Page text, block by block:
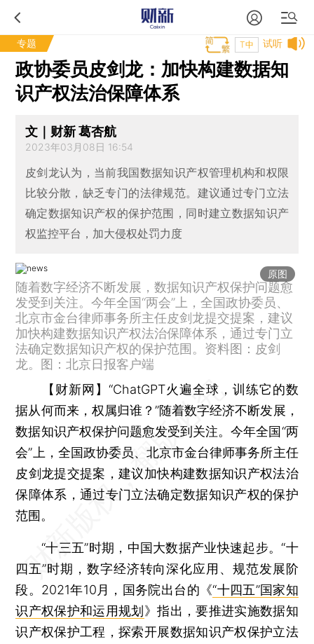
专题 试听
T中
政协委员皮剑龙：加快构建数据知
识产权法治保障体系
文｜财新 葛杏航
2023年03月08日 16:54
皮剑龙认为，当前我国数据知识产权管理机构和权限
比较分散，缺乏专门的法律规范。建议通过专门立法
确定数据知识产权的保护范围，同时建立数据知识产
权监控平台，加大侵权处罚力度
原图
随着数字经济不断发展，数据知识产权保护问题愈
发受到关注。今年全国“两会”上，全国政协委员、
北京市金台律师事务所主任皮剑龙提交提案，建议
加快构建数据知识产权法治保障体系，通过专门立
法确定数据知识产权的保护范围。资料图：皮剑
龙。图：北京日报客户端
【财新网】“ChatGPT火遍全球，训练它的数
据从何而来，权属归谁？”随着数字经济不断发展，
数据知识产权保护问题愈发受到关注。今年全国“两
会”上，全国政协委员、北京市金台律师事务所主任
皮剑龙提交提案，建议加快构建数据知识产权法治
保障体系，通过专门立法确定数据知识产权的保护
范围。
“十三五”时期，中国大数据产业快速起步。“十
四五”时期，数字经济转向深化应用、规范发展阶
段。2021年10月，国务院出台的《“十四五”国家知
识产权保护和运用规划 》指出，要推进实施数据知
识产权保护工程，探索开展数据知识产权保护立法